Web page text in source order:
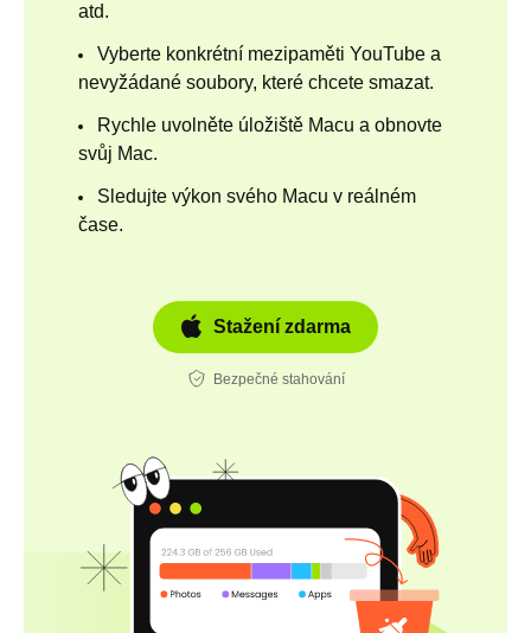
atd.
Vyberte konkrétní mezipaměti YouTube a
nevyžádané soubory, které chcete smazat.
Rychle uvolněte úložiště Macu a obnovte
svůj Mac.
Sledujte výkon svého Macu v reálném
čase.
Stažení zdarma
Bezpečné stahování